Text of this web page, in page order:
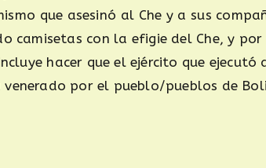
que asesinó al Che y a sus
camisetas con la efigie del Che, y
hacer que el ejército que ejecutó
venerado por el pueblo/pueblos de